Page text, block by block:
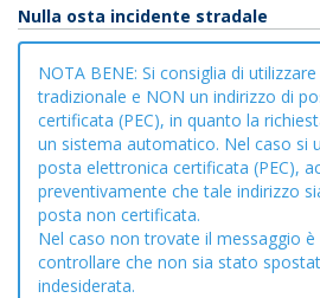
Nulla osta incidente stradale
NOTA BENE: Si consiglia di
tradizionale e NON un indirizzo di
certificata (PEC), in quanto la
un sistema automatico. Nel caso si
posta elettronica certificata (PEC),
preventivamente che tale indirizzo
posta non certificata.
Nel caso non trovate il messaggio è
controllare che non sia stato
indesiderata.